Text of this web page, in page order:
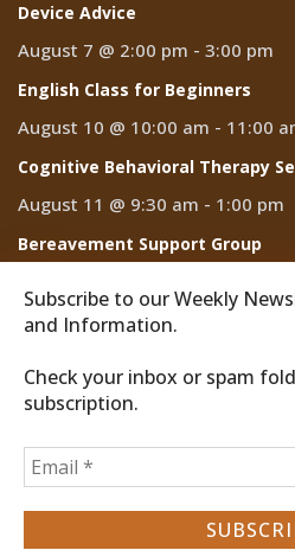
Subscribe to our Weekly
and Information.
Check your inbox or spam
subscription.
Device Advice
August 7 @ 2:00 pm - 3:00 pm
English Class for Beginners
August 10 @ 10:00 am - 11:00
Cognitive Behavioral Therapy
August 11 @ 9:30 am - 1:00 pm
Bereavement Support Group